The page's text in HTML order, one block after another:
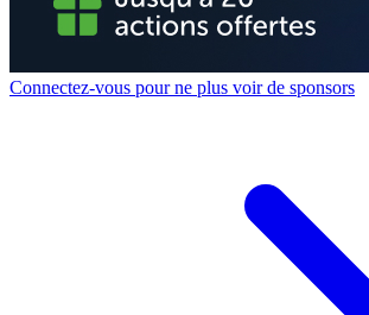
Connectez-vous pour ne plus voir de sponsors